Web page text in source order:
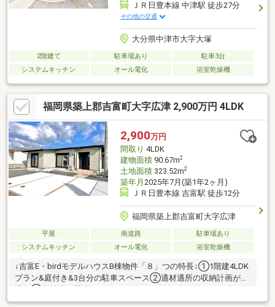
ＪＲ日豊本線 中津駅 徒歩27分
その他の交通
大分県中津市大字大塚
2階建て 駐車場あり
駐車3台
システムキッチン
オール電化 浴室乾燥機
福岡県築上郡吉富町大字広津 2,900万円 4LDK
2,900万円
間取り 4LDK
建物面積90.67m2
土地面積323.52m2
築年月 2025年7月(築1年2ヶ月)
ＪＲ日豊本線 吉富駅 徒歩12分
福岡県築上郡吉富町大字広津
平屋 南道路
駐車場あり
システムキッチン
オール電化 浴室乾燥機
↓吉富E・birdモデルハウスB棟物件「８」つの特長↓①1階建4LDK
プラン&庭付き&3台分の駐車スペース②適材適所の収納計画が自
慢！③食洗機＆照明&カーテン&エアコン（1台）付でお引渡し！
④安心の定期点検＆アフターサポート制度⑤太陽光発電システ